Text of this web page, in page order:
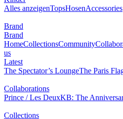
Alles anzeigen
SockenGürtelSchalsKrawatten